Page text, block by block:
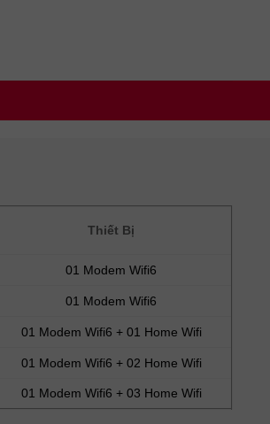
Thiết Bị
01 Modem Wifi6
01 Modem Wifi6
01 Modem Wifi6 + 01 Home Wifi
01 Modem Wifi6 + 02 Home Wifi
01 Modem Wifi6 + 03 Home Wifi